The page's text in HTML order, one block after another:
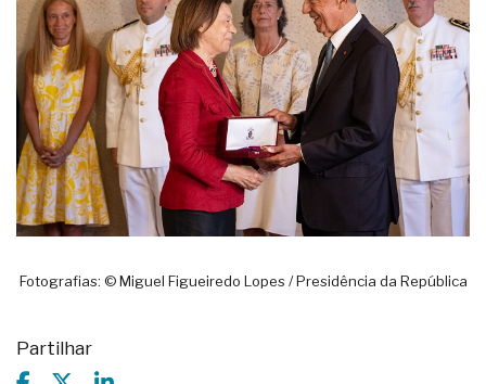
Fotografias: © Miguel Figueiredo Lopes / Presidência da República
Partilhar